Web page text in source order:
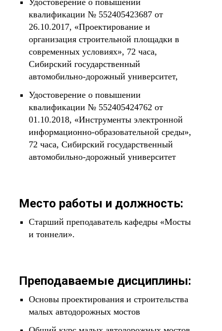
Удостоверение о повышении
квалификации № 552405423687 от
26.10.2017, «Проектирование и
организация строительной площадки в
современных условиях», 72 часа,
Сибирский государственный
автомобильно-дорожный университет,
Удостоверение о повышении
квалификации № 552405424762 от
01.10.2018, «Инструменты электронной
информационно-образовательной среды»,
72 часа, Сибирский государственный
автомобильно-дорожный университет
Место работы и должность:
Старший преподаватель кафедры «Мосты
и тоннели».
Преподаваемые дисциплины:
Основы проектирования и строительства
малых автодорожных мостов